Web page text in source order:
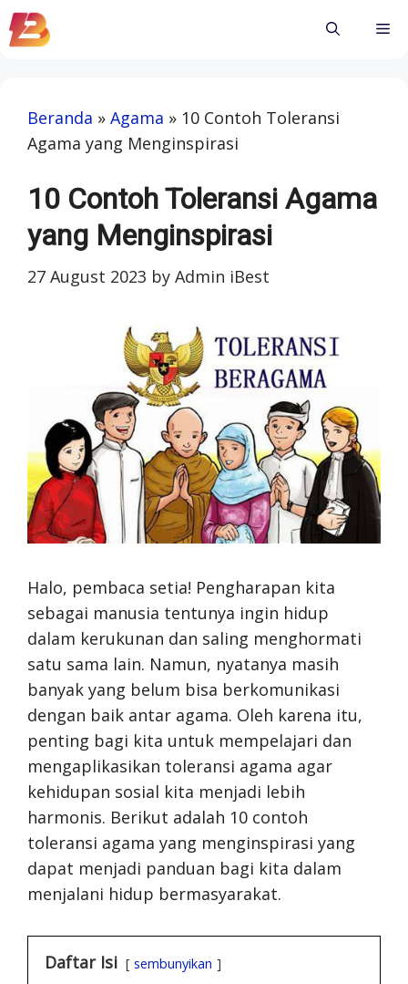
Skip
to
Beranda » Agama » 10 Contoh Toleransi
Agama yang Menginspirasi
10 Contoh Toleransi Agama
yang Menginspirasi
27 August 2023 by Admin iBest
Halo, pembaca setia! Pengharapan kita
sebagai manusia tentunya ingin hidup
dalam kerukunan dan saling menghormati
satu sama lain. Namun, nyatanya masih
banyak yang belum bisa berkomunikasi
dengan baik antar agama. Oleh karena itu,
penting bagi kita untuk mempelajari dan
mengaplikasikan toleransi agama agar
kehidupan sosial kita menjadi lebih
harmonis. Berikut adalah 10 contoh
toleransi agama yang menginspirasi yang
dapat menjadi panduan bagi kita dalam
menjalani hidup bermasyarakat.
Daftar Isi sembunyikan